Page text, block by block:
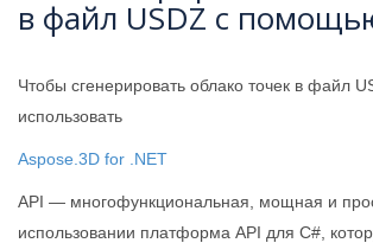
в файл USDZ с
Чтобы сгенерировать облако точек в файл
использовать
Aspose.3D for .NET
API — многофункциональная, мощная и
использовании платформа API для C#,